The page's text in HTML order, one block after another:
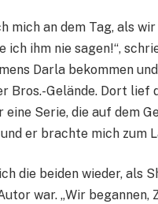
mich an dem Tag, als
ihm nie sagen!“,
Darla bekommen
Bros.-Gelände. Dort lief
Serie, die auf dem
er brachte mich zum
die beiden wieder, als
war. „Wir